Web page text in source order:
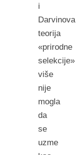
i
Darvinova
teorija
«prirodne
selekcije»
više
nije
mogla
da
se
uzme